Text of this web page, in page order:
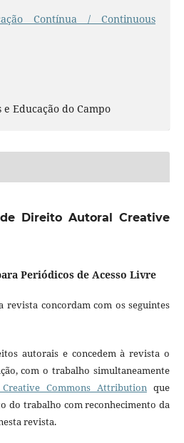
Contínua / Continuous
Educação do Campo
Direito Autoral Creative
Periódicos de Acesso Livre
revista concordam com os seguintes
autorais e concedem à revista o
com o trabalho simultaneamente
Creative Commons Attributionque
do trabalho com reconhecimento da
revista.